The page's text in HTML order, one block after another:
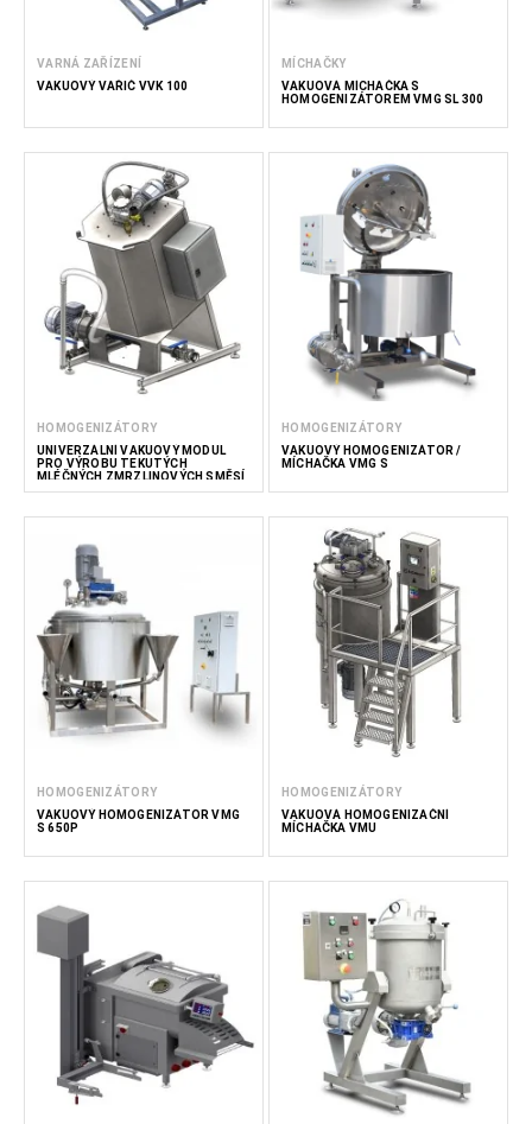
VARNÁ ZAŘÍZENÍ
VAKUOVÝ VAŘIČ VVK 100
MÍCHAČKY
VAKUOVÁ MÍCHAČKA S
HOMOGENIZÁTOREM VMG SL 300
HOMOGENIZÁTORY
UNIVERZÁLNÍ VAKUOVÝ MODUL
PRO VÝROBU TEKUTÝCH
MLÉČNÝCH ZMRZLINOVÝCH SMĚSÍ
100
HOMOGENIZÁTORY
VAKUOVÝ HOMOGENIZÁTOR /
MÍCHAČKA VMG S
HOMOGENIZÁTORY
VAKUOVÝ HOMOGENIZÁTOR VMG
S 650P
HOMOGENIZÁTORY
VAKUOVÁ HOMOGENIZAČNÍ
MÍCHAČKA VMU